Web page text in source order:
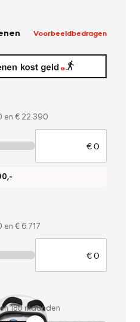
Voorbeeldbedragen
en € 22.390
,-
en € 6.717
en180 maanden